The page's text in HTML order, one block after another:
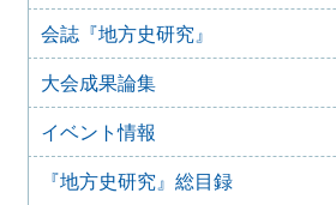
2024年11月20日
『地方史研究』430号 第74巻第4号
2024年6月4日
『地方史研究』429号 第75巻第3号
2024年6月4日
『地方史研究』428号 第74巻第2号
2024年6月4日
会誌『地方史研究』
大会成果論集
イベント情報
『地方史研究』総目録